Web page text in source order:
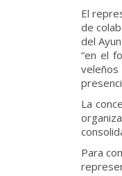
El
de
del
“en el
La
Para